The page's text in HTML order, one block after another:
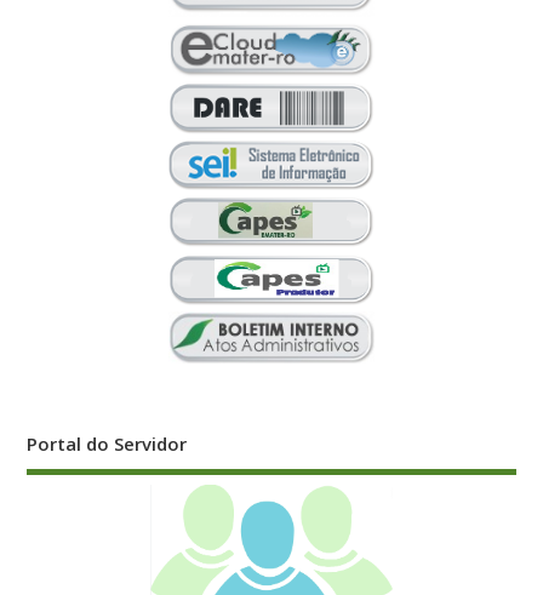
Portal do Servidor